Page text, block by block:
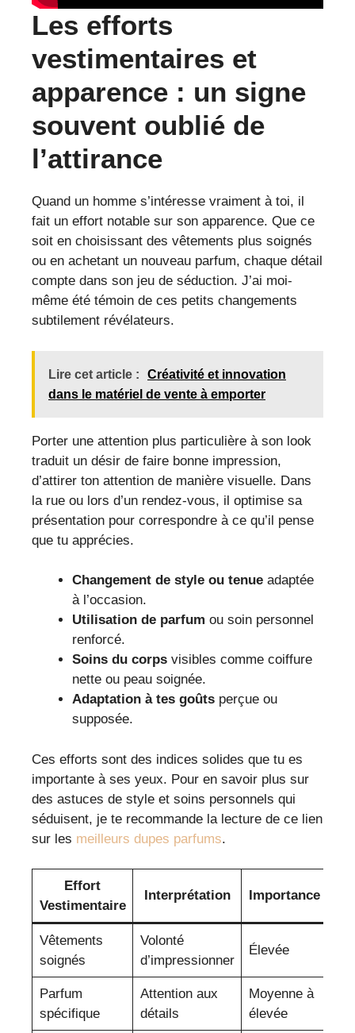
Les efforts
vestimentaires et
apparence : un signe
souvent oublié de
l’attirance
Quand un homme s’intéresse vraiment à toi, il
fait un effort notable sur son apparence. Que ce
soit en choisissant des vêtements plus soignés
ou en achetant un nouveau parfum, chaque détail
compte dans son jeu de séduction. J’ai moi-
même été témoin de ces petits changements
subtilement révélateurs.
Lire cet article :
Créativité et innovation
dans le matériel de vente à emporter
Porter une attention plus particulière à son look
traduit un désir de faire bonne impression,
d’attirer ton attention de manière visuelle. Dans
la rue ou lors d’un rendez-vous, il optimise sa
présentation pour correspondre à ce qu’il pense
que tu apprécies.
Changement de style ou tenue adaptée
à l’occasion.
Utilisation de parfum ou soin personnel
renforcé.
Soins du corps visibles comme coiffure
nette ou peau soignée.
Adaptation à tes goûts perçue ou
supposée.
Ces efforts sont des indices solides que tu es
importante à ses yeux. Pour en savoir plus sur
des astuces de style et soins personnels qui
séduisent, je te recommande la lecture de ce lien
sur les meilleurs dupes parfums.
Effort
Vestimentaire
Interprétation Importance
Vêtements
soignés
Volonté
d’impressionner
Élevée
Parfum
spécifique
Attention aux
détails
Moyenne à
élevée